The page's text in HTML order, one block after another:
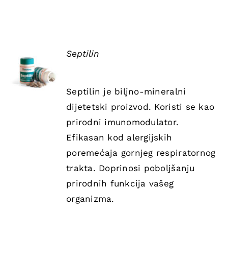
DETAILS
Septilin
Septilin je biljno-mineralni
dijetetski proizvod. Koristi se kao
prirodni imunomodulator.
Efikasan kod alergijskih
poremećaja gornjeg respiratornog
trakta. Doprinosi poboljšanju
prirodnih funkcija vašeg
organizma.